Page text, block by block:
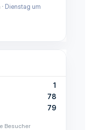
Dienstag um
1
78
79
Besucher